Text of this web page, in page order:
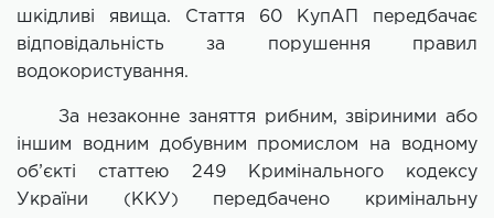
шкідливі явища. Стаття 60 КупАП передбачає
відповідальність за порушення правил
водокористування.
За незаконне заняття рибним, звіриними або
іншим водним добувним промислом на водному
об’єкті статтею 249 Кримінального кодексу
України (ККУ) передбачено кримінальну